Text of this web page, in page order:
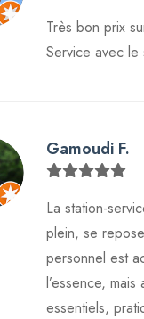
Très bon prix
Service avec le
Gamoudi F.
La station-
plein, se
personnel est
l’essence,
essentiels,